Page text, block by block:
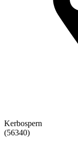
Kerbospern
(56340)